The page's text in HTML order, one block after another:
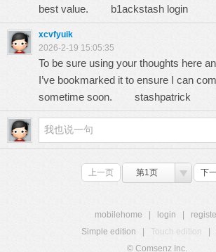
best value. b1ackstash login
xcvfyuik
2026-2-19 15:05:35
To be sure using your thoughts here
I’ve bookmarked it to ensure I can
sometime soon. stashpatrick
上一页 第1页 下
mobilehome login
Simple edition
Touch edition
© Comsenz Inc.